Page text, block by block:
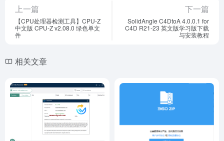
上一篇
【CPU处理器检测工具】CPU-Z
中文版 CPU-Z v2.08.0 绿色单文
件
下一篇
SolidAngle C4DtoA 4.0.0.1 for
C4D R21-23 英文版学习版下载
与安装教程
相关文章